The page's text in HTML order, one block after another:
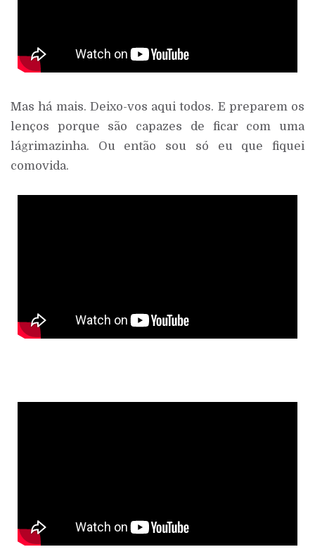
Mas há mais. Deixo-vos aqui todos. E preparem os
lenços porque são capazes de ficar com uma
lágrimazinha. Ou então sou só eu que fiquei
comovida.